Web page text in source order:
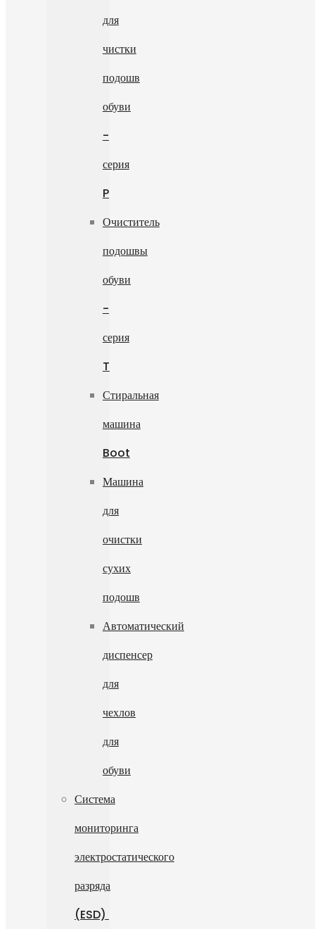
для
чистки
подошв
обуви
-
серия
P
Очиститель
подошвы
обуви
-
серия
T
Стиральная
машина
Boot
Машина
для
очистки
сухих
подошв
Автоматический
диспенсер
для
чехлов
для
обуви
Система
мониторинга
электростатического
разряда
(ESD)